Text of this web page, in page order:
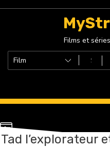
Films et
Tad l’explorateur